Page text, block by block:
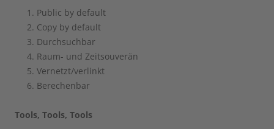
Public by default
Copy by default
Durchsuchbar
Raum- und Zeitsouverän
Vernetzt/verlinkt
Berechenbar
Tools, Tools, Tools